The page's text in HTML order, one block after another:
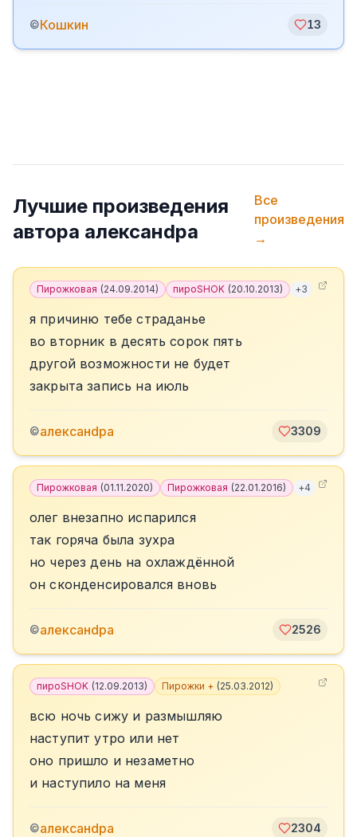
©Кошкин 13
Лучшие произведения
автора алексанdра
Все
произведения
→
Пирожковая (24.09.2014) пироSHOK (20.10.2013) +3
я причиню тебе страданье
во вторник в десять сорок пять
другой возможности не будет
закрыта запись на июль
©алексанdра 3309
Пирожковая (01.11.2020) Пирожковая (22.01.2016) +4
олег внезапно испарился
так горяча была зухра
но через день на охлаждённой
он сконденсировался вновь
©алексанdра 2526
пироSHOK (12.09.2013) Пирожки + (25.03.2012)
всю ночь сижу и размышляю
наступит утро или нет
оно пришло и незаметно
и наступило на меня
©алексанdра 2304